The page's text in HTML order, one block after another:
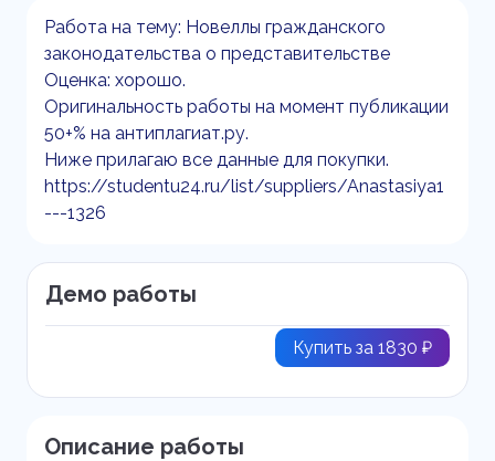
Работа на тему: Новеллы гражданского
законодательства о представительстве
Оценка: хорошо.
Оригинальность работы на момент публикации
50+% на антиплагиат.ру.
Ниже прилагаю все данные для покупки.
https://studentu24.ru/list/suppliers/Anastasiya1
---1326
Демо работы
Купить за 1830 ₽
Описание работы